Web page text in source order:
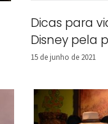
Dicas para
Disney pela
15 de junho de 2021